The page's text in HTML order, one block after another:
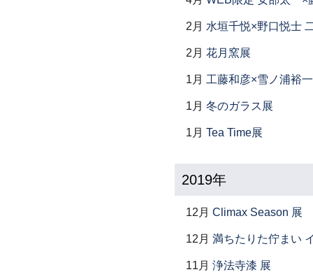
2月 水垣千悦×野口悦士
2月 花月窯展
1月 工藤和彦×雪ノ浦裕
1月 冬のガラス展
1月 Tea Time展
2019年
12月 Climax Season 展
12月 満ちたりた佇まい
11月 浄法寺漆 展